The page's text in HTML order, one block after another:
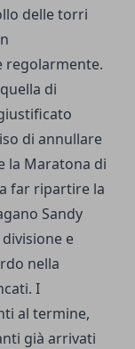
delle torri
regolarmente.
di
di annullare
la Maratona di
far ripartire la
Sandy
e
nella
I
al termine,
già arrivati